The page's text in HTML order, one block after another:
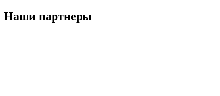
Наши партнеры